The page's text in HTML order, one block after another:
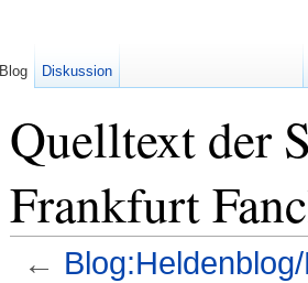
Quelltext der
Frankfurt
←
Blog Diskussion